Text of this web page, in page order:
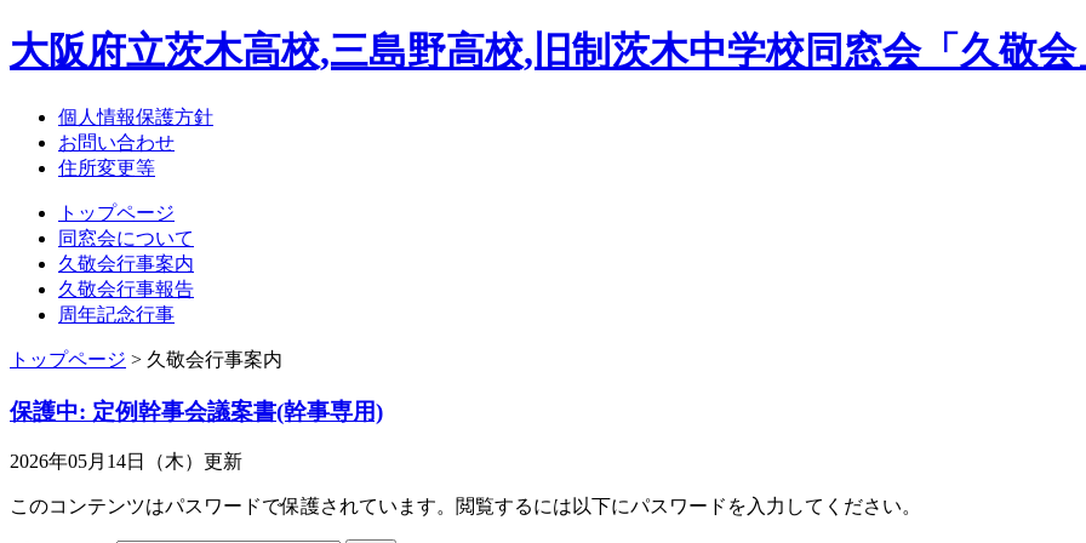
大阪府立茨木高校,三島野高校,旧制茨木中学校同窓会「久敬
個人情報保護方針
お問い合わせ
住所変更等
トップページ
同窓会について
久敬会行事案内
久敬会行事報告
周年記念行事
トップページ > 久敬会行事案内
保護中: 定例幹事会議案書(幹事専用)
2026年05月14日（木）更新
このコンテンツはパスワードで保護されています。閲覧するには以下にパスワードを入力してください。